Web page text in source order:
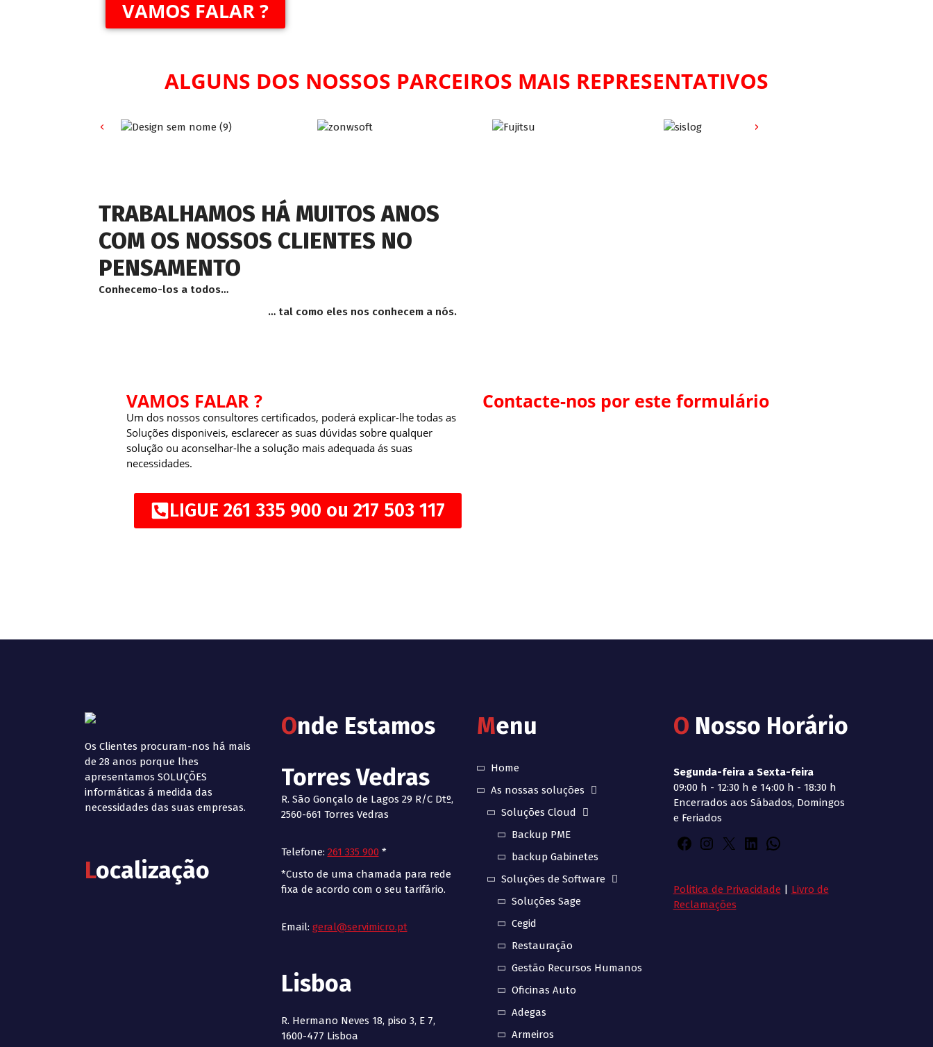
VAMOS FALAR ?
ALGUNS DOS NOSSOS PARCEIROS MAIS REPRESENTATIVOS
TRABALHAMOS HÁ MUITOS ANOS
COM OS NOSSOS CLIENTES NO
PENSAMENTO
Conhecemo-los a todos…
… tal como eles nos conhecem a nós.
VAMOS FALAR ?
Um dos nossos consultores certificados, poderá explicar-lhe todas as
Soluções disponiveis, esclarecer as suas dúvidas sobre qualquer
solução ou aconselhar-lhe a solução mais adequada ás suas
necessidades.
LIGUE 261 335 900 ou 217 503 117
Contacte-nos por este formulário
Os Clientes procuram-nos há mais
de 28 anos porque lhes
apresentamos SOLUÇÕES
informáticas á medida das
necessidades das suas empresas.
Localização
Onde Estamos
Torres Vedras
R. São Gonçalo de Lagos 29 R/C Dtº,
2560-661 Torres Vedras
Telefone: 261 335 900 *
*Custo de uma chamada para rede
fixa de acordo com o seu tarifário.
Email: geral@servimicro.pt
Lisboa
R. Hermano Neves 18, piso 3, E 7,
1600-477 Lisboa
Menu
Home
As nossas soluções
Soluções Cloud
Backup PME
backup Gabinetes
Soluções de Software
Soluções Sage
Cegid
Restauração
Gestão Recursos Humanos
Oficinas Auto
Adegas
Armeiros
O Nosso Horário
Segunda-feira a Sexta-feira
09:00 h - 12:30 h e 14:00 h - 18:30 h
Encerrados aos Sábados, Domingos
e Feriados
Politica de Privacidade | Livro de
Reclamações